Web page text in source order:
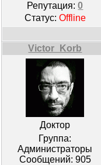
Репутация:0
Статус: Offline
Victor_Korb
Доктор
Группа:
Администраторы
Сообщений: 905